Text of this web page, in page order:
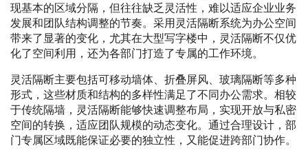
现基本的区域分隔，但往往缺乏灵活性，难以适应企业业务
发展和团队结构调整的节奏。采用灵活隔断系统为办公空间
带来了显著的变化，尤其在大型写字楼中，灵活隔断不仅优
化了空间利用，还为各部门打造了专属的工作环境。
灵活隔断主要包括可移动墙体、折叠屏风、玻璃隔断等多种
形式，这些材质和结构的多样性满足了不同办公需求。相较
于传统隔墙，灵活隔断能够快速调整布局，实现开放与私密
空间的转换，适应团队规模的动态变化。通过合理设计，部
门专属区域既能保证必要的独立性，又能促进跨部门协作。